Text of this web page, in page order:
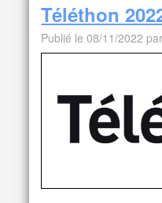
Téléthon
Publié le 08/11/2022